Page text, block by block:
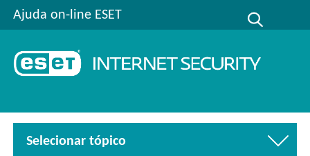
Ajuda on-line ESET
Selecionar tópico